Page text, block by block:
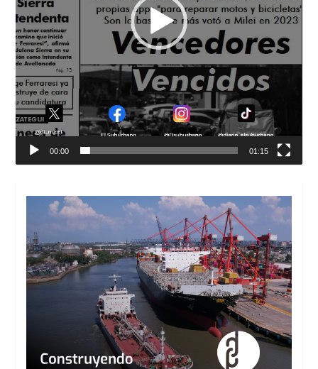
00:00 01:15